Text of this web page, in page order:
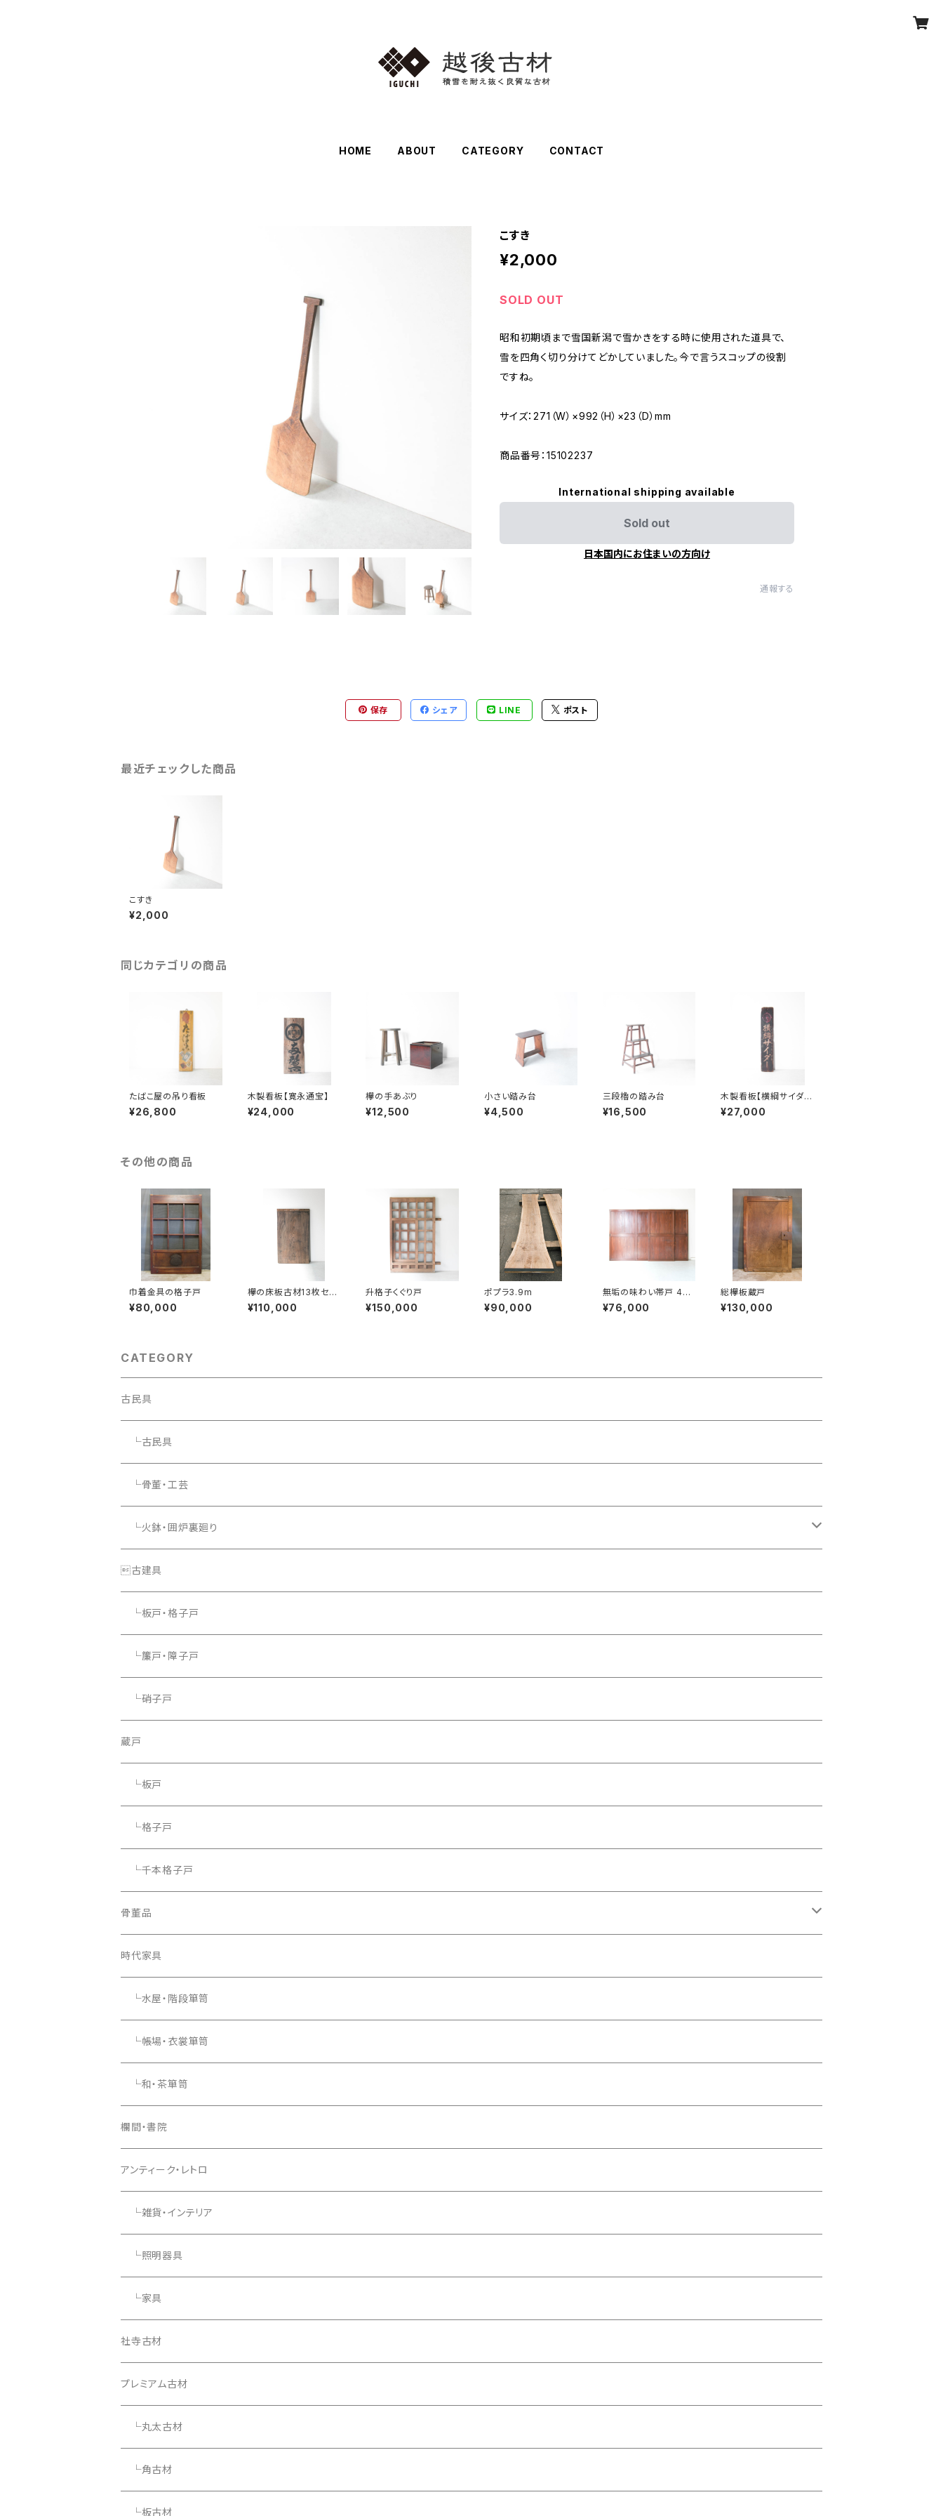
HOME ABOUT CATEGORY CONTACT
こすき
¥2,000
SOLD OUT
昭和初期頃まで雪国新潟で雪かきをする時に使用された道具で、
雪を四角く切り分けてどかしていました。今で言うスコップの役割
ですね。
サイズ：271（W）×992（H）×23（D）mm
商品番号：15102237
International shipping available
Sold out
日本国内にお住まいの方向け
通報する
保存 シェア LINE ポスト
最近チェックした商品
こすき
¥2,000
同じカテゴリの商品
たばこ屋の吊り看板
¥26,800
木製看板【寛永通宝】
¥24,000
欅の手あぶり
¥12,500
小さい踏み台
¥4,500
三段櫓の踏み台
¥16,500
木製看板【横綱サイダ
ー】
¥27,000
その他の商品
巾着金具の格子戸
¥80,000
欅の床板古材13枚セッ
ト
¥110,000
升格子くぐり戸
¥150,000
ポプラ3.9m
¥90,000
無垢の味わい帯戸 4枚
組
¥76,000
総欅板蔵戸
¥130,000
CATEGORY
古民具
└古民具
└骨董・工芸
└火鉢・囲炉裏廻り
└照明器具
古建具
└板戸・格子戸
└簾戸・障子戸
└硝子戸
蔵戸
└板戸
└格子戸
└千本格子戸
骨董品
骨董品
時代家具
└水屋・階段箪笥
└帳場・衣裳箪笥
└和・茶箪笥
欄間・書院
アンティーク・レトロ
└雑貨・インテリア
└照明器具
└家具
社寺古材
プレミアム古材
└丸太古材
└角古材
└板古材